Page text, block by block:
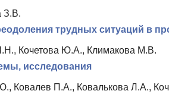
З.В.
трудных ситуаций в
Кочетова Ю.А., Климакова М.В.
исследования
Ковалев П.А., Ковалькова Л.А.,